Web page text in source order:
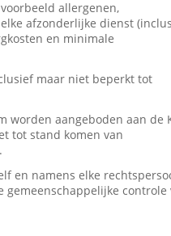
allergenen,
afzonderlijke dienst
en minimale
maar niet beperkt tot
worden aangeboden aan de
tot stand komen van
en namens elke
controle